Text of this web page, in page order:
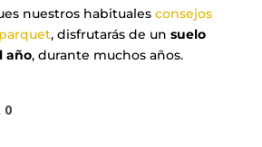
nuestros habituales consejos
, disfrutarás de un suelo
año, durante muchos años.
0